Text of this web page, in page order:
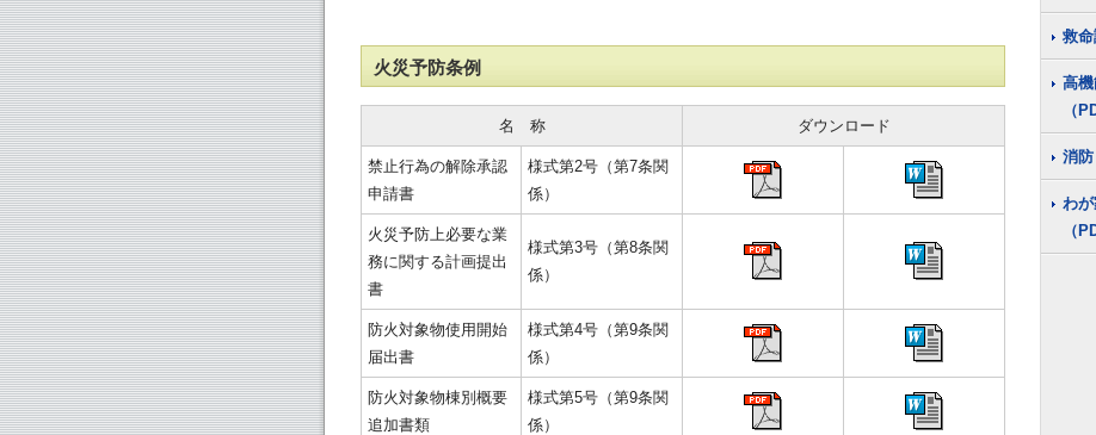
火災予防条例
名　称 ダウンロード
禁止行為の解除承認
申請書
様式第2号（第7条関
係）
火災予防上必要な業
務に関する計画提出
書
様式第3号（第8条関
係）
防火対象物使用開始
届出書
様式第4号（第9条関
係）
防火対象物棟別概要
追加書類
様式第5号（第9条関
係）
救命
高
（
消
わ
（